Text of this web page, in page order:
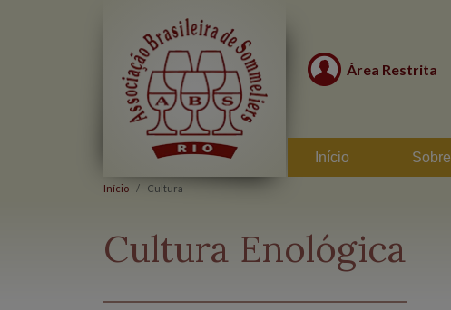
Área Restrita
Início Sobre
Início Cultura
Cultura Enológica